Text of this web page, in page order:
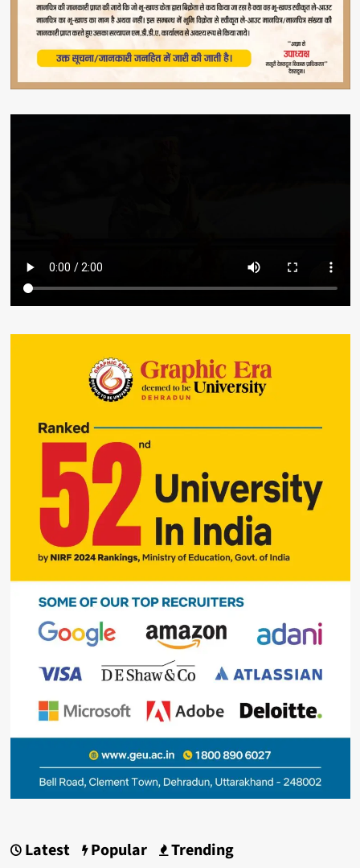
Latest Popular Trending